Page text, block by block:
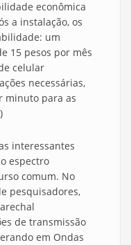
econômica
a instalação, os
um
15 pesos por mês
celular
necessárias,
minuto para as
interessantes
espectro
comum. No
pesquisadores,
de transmissão
em Ondas